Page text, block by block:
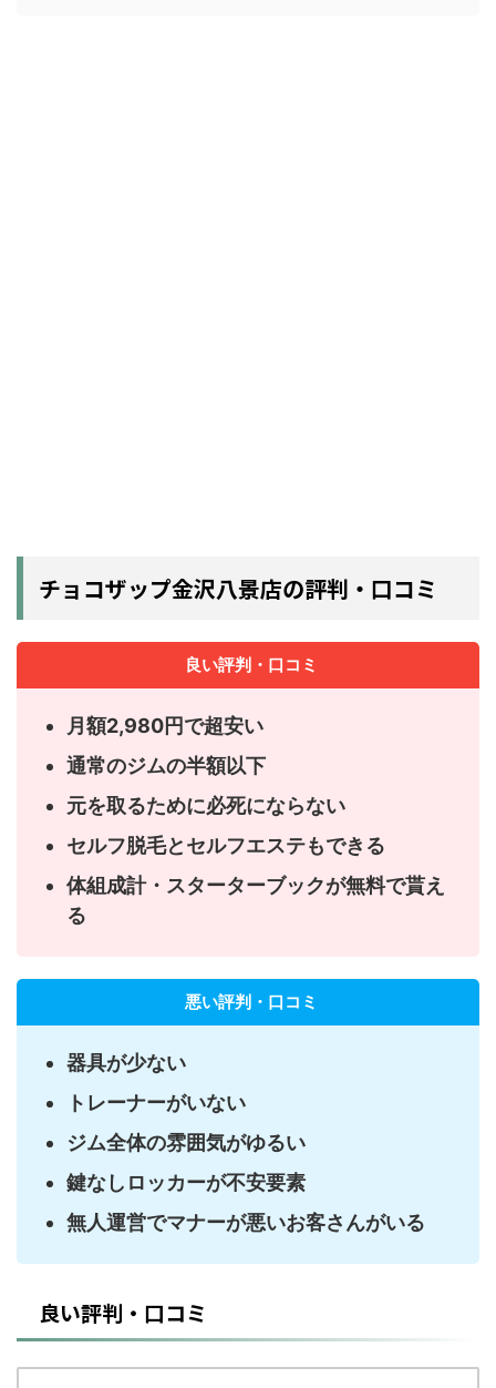
チョコザップ金沢八景店の評判・口コミ
良い評判・口コミ
月額2,980円で超安い
通常のジムの半額以下
元を取るために必死にならない
セルフ脱毛とセルフエステもできる
体組成計・スターターブックが無料で貰え
る
悪い評判・口コミ
器具が少ない
トレーナーがいない
ジム全体の雰囲気がゆるい
鍵なしロッカーが不安要素
無人運営でマナーが悪いお客さんがいる
良い評判・口コミ